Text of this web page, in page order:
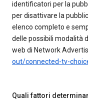
identificatori per la
per disattivare la
elenco completo e
delle possibili modalità
web di Network
out/connected-tv-
Quali fattori